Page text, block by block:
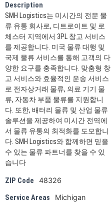
Description
SMH Logistics는 미시간의 전문 물
류 유통 회사로, 디트로이트 및 로
체스터 지역에서 3PL 창고 서비스
를 제공합니다. 미국 물류 대행 및
국제 물류 서비스를 통해 고객의 다
양한 요구를 충족합니다. 맞춤형 창
고 서비스와 효율적인 운송 서비스
로 전자상거래 물류, 의료 기기 물
류, 자동차 부품 물류를 지원합니
다. 또한, 배터리 물류 및 산업 물류
솔루션을 제공하여 미시간 전역에
서 물류 유통의 최적화를 도모합니
다. SMH Logistics와 함께하면 믿을
수 있는 물류 파트너를 찾을 수 있
습니다
ZIP Code 48326
Service Areas Michigan